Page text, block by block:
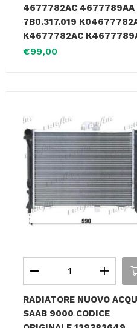
4677782AC 4677789AA
7B0.317.019
K4677782AC
€99,00
RADIATORE NUOVO
SAAB 9000 CODICE